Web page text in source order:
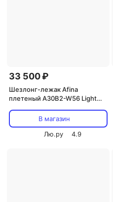
33 500 ₽
Шезлонг-лежак Afina
плетеный A30B2-W56 Light
В магазин
Лю.ру
4.9